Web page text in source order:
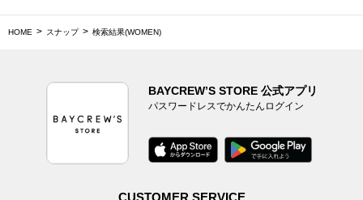
HOME スナップ 検索結果(WOMEN)
BAYCREW’S STORE 公式アプリ
パスワードレスでかんたんログイン